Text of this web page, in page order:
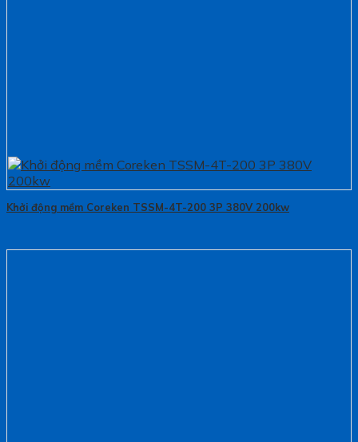
Khởi động mềm Coreken TSSM-4T-200 3P 380V 200kw